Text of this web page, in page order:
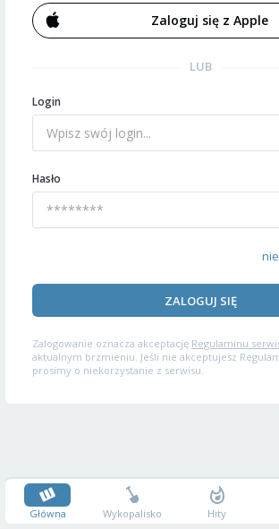
Zaloguj się z Apple
LUB
Login
Hasło
ZALOGUJ SIĘ
Zalogowanie oznacza akceptację Regulaminu
aktualnym brzmieniu. Jeśli nie akceptujesz
prosimy o niekorzystanie z serwisu.
Główna Wykopalisko Hity